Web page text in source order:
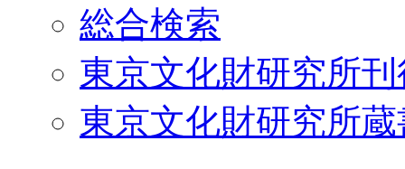
総合検索
東京文化財研究所
東京文化財研究所